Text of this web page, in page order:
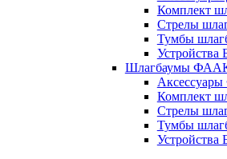
Комплект
Стрелы
Тумбы
Устройства
Шлагбаумы ФААК
Комплект
Стрелы
Тумбы